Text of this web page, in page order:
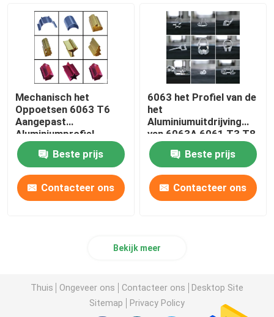
Mechanisch het
Oppoetsen 6063 T6
Aangepast
Aluminiumprofiel
Beste prijs
Contacteer ons
6063 het Profiel van de
het
Aluminiumuitdrijving
van 6063A 6061 T3 T8
voor Venster
Beste prijs
Contacteer ons
Bekijk meer
Thuis Ongeveer ons Contacteer ons
Desktop Site
Sitemap
Privacy Policy